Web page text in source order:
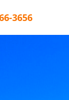
3656